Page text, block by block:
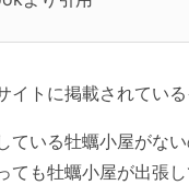
イトに掲載されている
ている牡蠣小屋がな
ても牡蠣小屋が出張